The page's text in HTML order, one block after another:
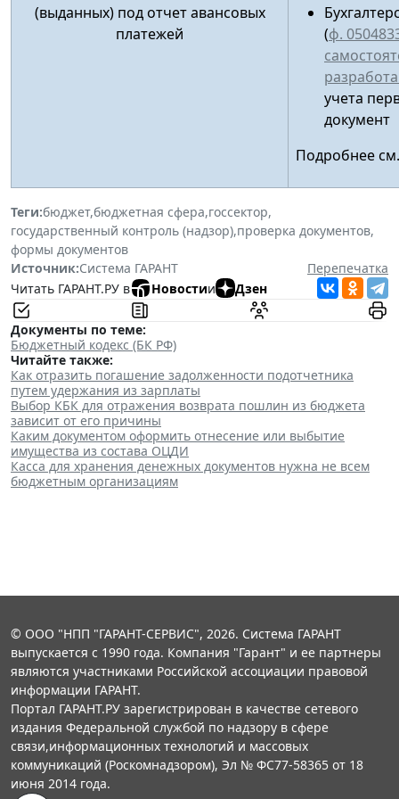
(выданных) под отчет авансовых
платежей
(ф.
учета
документ
Подробнее
Теги:бюджет,бюджетная сфера,госсектор,
государственный контроль (надзор),проверка документов,
формы документов
Источник:Система ГАРАНТ
Перепечатка
Читать ГАРАНТ.РУ в
Новостии Дзен
Документы по теме:
Бюджетный кодекс (БК РФ)
Читайте также:
Как отразить погашение задолженности подотчетника
путем удержания из зарплаты
Выбор КБК для отражения возврата пошлин из бюджета
зависит от его причины
Каким документом оформить отнесение или выбытие
имущества из состава ОЦДИ
Касса для хранения денежных документов нужна не всем
бюджетным организациям
© ООО "НПП "ГАРАНТ-СЕРВИС", 2026. Система ГАРАНТ
выпускается с 1990 года. Компания "Гарант" и ее партнеры
являются участниками Российской ассоциации правовой
информации ГАРАНТ.
Портал ГАРАНТ.РУ зарегистрирован в качестве сетевого
издания Федеральной службой по надзору в сфере
связи,информационных технологий и массовых
коммуникаций (Роскомнадзором), Эл № ФС77-58365 от 18
июня 2014 года.